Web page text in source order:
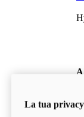
La tua